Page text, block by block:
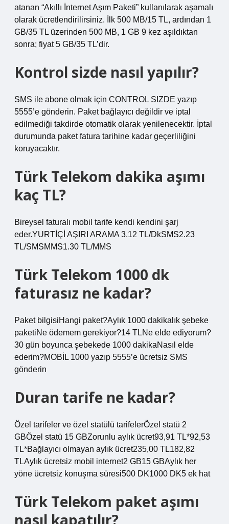
atanan “Akıllı İnternet Aşım Paketi” kullanılarak aşamalı
olarak ücretlendirilirsiniz. İlk 500 MB/15 TL, ardından 1
GB/35 TL üzerinden 500 MB, 1 GB 9 kez aşıldıktan
sonra; fiyat 5 GB/35 TL’dir.
Kontrol sizde nasıl yapılır?
SMS ile abone olmak için CONTROL SIZDE yazıp
5555’e gönderin. Paket bağlayıcı değildir ve iptal
edilmediği takdirde otomatik olarak yenilenecektir. İptal
durumunda paket fatura tarihine kadar geçerliliğini
koruyacaktır.
Türk Telekom dakika aşımı
kaç TL?
Bireysel faturalı mobil tarife kendi kendini şarj
eder.YURTİÇİ AŞIRI ARAMA 3.12 TL/DkSMS2.23
TL/SMSMMS1.30 TL/MMS
Türk Telekom 1000 dk
faturasız ne kadar?
Paket bilgisiHangi paket?Aylık 1000 dakikalık şebeke
paketiNe ödemem gerekiyor?14 TLNe elde ediyorum?
30 gün boyunca şebekede 1000 dakikaNasıl elde
ederim?MOBİL 1000 yazıp 5555’e ücretsiz SMS
gönderin
Duran tarife ne kadar?
Özel tarifeler ve özel statülü tarifelerÖzel statü 2
GBÖzel statü 15 GBZorunlu aylık ücret93,91 TL*92,53
TL*Bağlayıcı olmayan aylık ücret235,00 TL​182,82
TLAylık ücretsiz mobil internet2 GB15 GBAylık her
yöne ücretsiz konuşma süresi500 DK1000 DK5 ek hat
Türk Telekom paket aşımı
nasıl kapatılır?